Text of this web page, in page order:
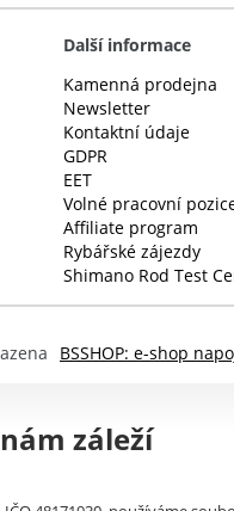
Další informace
Kamenná prodejna
Newsletter
Kontaktní údaje
GDPR
EET
Volné pracovní
Affiliate program
Rybářské zájezdy
Shimano Rod Test
BSSHOP: e-shop
záleží